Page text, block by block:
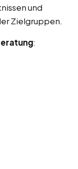
und
Zielgruppen.
: